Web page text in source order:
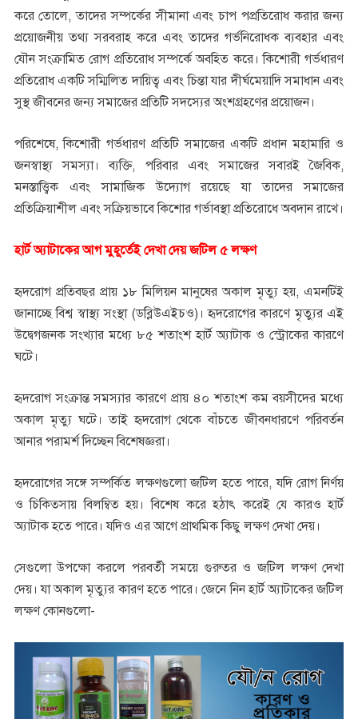
করে তোলে, তাদের সম্পর্কের সীমানা এবং চাপ পপ্রতিরোধ করার জন্য
প্রয়োজনীয় তথ্য সরবরাহ করে এবং তাদের গর্ভনিরোধক ব্যবহার এবং
যৌন সংক্রামিত রোগ প্রতিরোধ সম্পর্কে অবহিত করে। কিশোরী গর্ভধারণ
প্রতিরোধ একটি সম্মিলিত দায়িত্ব এবং চিন্তা যার দীর্ঘমেয়াদি সমাধান এবং
সুস্থ জীবনের জন্য সমাজের প্রতিটি সদস্যের অংশগ্রহণের প্রয়োজন।
পরিশেষে, কিশোরী গর্ভধারণ প্রতিটি সমাজের একটি প্রধান মহামারি ও
জনস্বাস্থ্য সমস্যা। ব্যক্তি, পরিবার এবং সমাজের সবারই জৈবিক,
মনস্তাত্ত্বিক এবং সামাজিক উদ্যোগ রয়েছে যা তাদের সমাজের
প্রতিক্রিয়াশীল এবং সক্রিয়ভাবে কিশোর গর্ভাবস্থা প্রতিরোধে অবদান রাখে।
হার্ট অ্যাটাকের আগ মুহূর্তেই দেখা দেয় জটিল ৫ লক্ষণ
হৃদরোগ প্রতিবছর প্রায় ১৮ মিলিয়ন মানুষের অকাল মৃত্যু হয়, এমনটিই
জানাচ্ছে বিশ্ব স্বাস্থ্য সংস্থা (ডব্লিউএইচও)। হৃদরোগের কারণে মৃত্যুর এই
উদ্বেগজনক সংখ্যার মধ্যে ৮৫ শতাংশ হার্ট অ্যাটাক ও স্ট্রোকের কারণে
ঘটে।
হৃদরোগ সংক্রান্ত সমস্যার কারণে প্রায় ৪০ শতাংশ কম বয়সীদের মধ্যে
অকাল মৃত্যু ঘটে। তাই হৃদরোগ থেকে বাঁচতে জীবনধারণে পরিবর্তন
আনার পরামর্শ দিচ্ছেন বিশেষজ্ঞরা।
হৃদরোগের সঙ্গে সম্পর্কিত লক্ষণগুলো জটিল হতে পারে, যদি রোগ নির্ণয়
ও চিকিত্সায় বিলম্বিত হয়। বিশেষ করে হঠাৎ করেই যে কারও হার্ট
অ্যাটাক হতে পারে। যদিও এর আগে প্রাথমিক কিছু লক্ষণ দেখা দেয়।
সেগুলো উপক্ষো করলে পরবর্তী সময়ে গুরুতর ও জটিল লক্ষণ দেখা
দেয়। যা অকাল মৃত্যুর কারণ হতে পারে। জেনে নিন হার্ট অ্যাটাকের জটিল
লক্ষণ কোনগুলো-